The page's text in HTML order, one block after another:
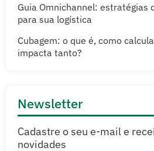
Guia Omnichannel: estratégias
para sua logística
Cubagem: o que é, como
impacta tanto?
Newsletter
Cadastre o seu e-mail e
novidades